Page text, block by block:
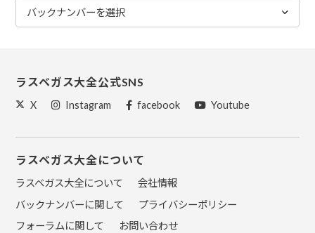
ラスベガス大全公式SNS
X Instagram facebook Youtube
ラスベガス大全について
ラスベガス大全について
会社情報
バックナンバーに関して
プライバシーポリシー
フォーラムに関して
お問い合わせ